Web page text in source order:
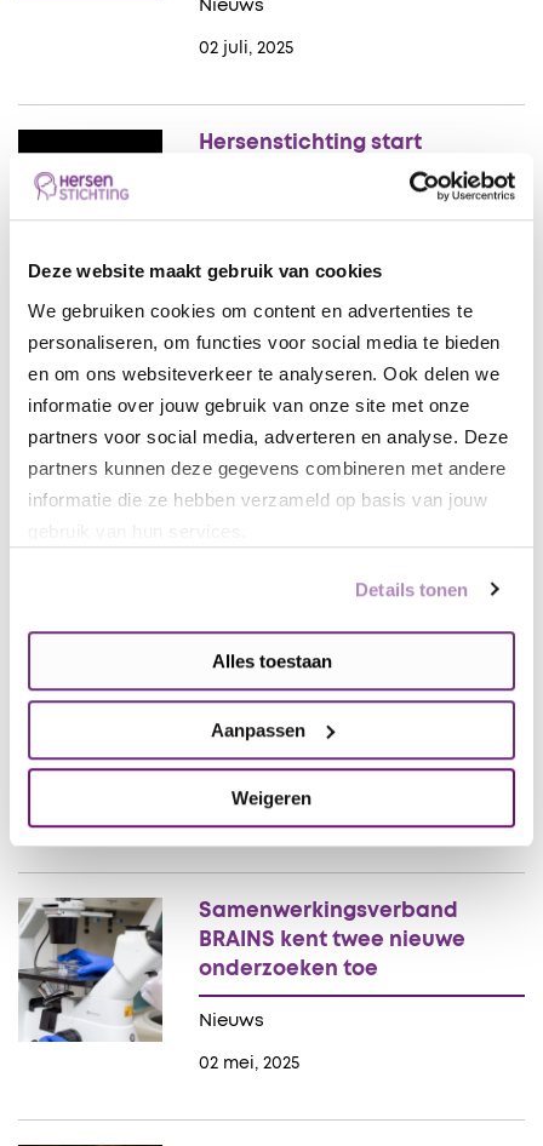
Deze website maakt gebruik van cookies
We gebruiken cookies om content en advertenties te
personaliseren, om functies voor social media te bieden
en om ons websiteverkeer te analyseren. Ook delen we
informatie over jouw gebruik van onze site met onze
partners voor social media, adverteren en analyse. Deze
partners kunnen deze gegevens combineren met andere
informatie die ze hebben verzameld op basis van jouw
Details tonen
Alles toestaan
Aanpassen
Weigeren
02 juli, 2025
Nieuws
Nieuws
Hersenstichting start
campagne om impact van
overprikkeling zichtbaar te
Eerste stap richting
behandeling die Alzheimer
vertraagt
Nieuws
Grannies van Amsterdam
brengen naaktkalender uit
voor de Hersenstichting
02 mei, 2025
Nieuws
Samenwerkingsverband
BRAINS kent twee nieuwe
onderzoeken toe